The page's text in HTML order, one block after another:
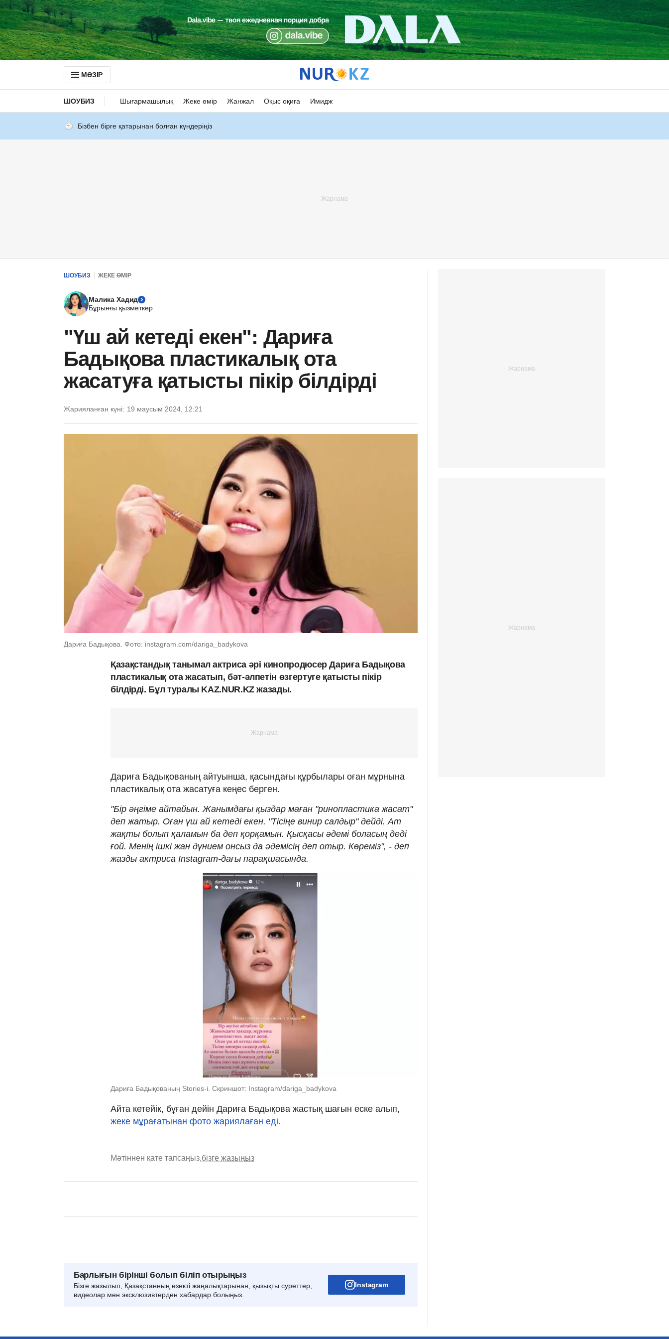
МӘЗІР
ШОУБИЗ Шығармашылық Жеке өмір Жанжал Оқыс оқиға Имидж
Бізбен бірге қатарынан болған күндеріңіз
ШОУБИЗ ЖЕКЕ ӨМІР
Малика Хадид
Бұрынғы қызметкер
"Үш ай кетеді екен": Дариға
Бадықова пластикалық ота
жасатуға қатысты пікір білдірді
Жарияланған күні: 19 маусым 2024, 12:21
Дариға Бадықова. Фото: instagram.com/dariga_badykova
Қазақстандық танымал актриса әрі кинопродюсер Дариға Бадықова
пластикалық ота жасатып, бәт-әлпетін өзгертуге қатысты пікір
білдірді. Бұл туралы KAZ.NUR.KZ жазады.
Дариға Бадықованың айтуынша, қасындағы құрбылары оған мұрнына
пластикалық ота жасатуға кеңес берген.
"Бір әңгіме айтайын. Жанымдағы қыздар маған "ринопластика жасат"
деп жатыр. Оған үш ай кетеді екен. "Тісіңе винир салдыр" дейді. Ат
жақты болып қаламын ба деп қорқамын. Қысқасы әдемі боласың деді
ғой. Менің ішкі жан дүнием онсыз да әдемісің деп отыр. Көреміз", - деп
жазды актриса Instagram-дағы парақшасында.
Дариға Бадықованың Stories-i. Скриншот: Instagram/dariga_badykova
Айта кетейік, бұған дейін Дариға Бадықова жастық шағын еске алып,
жеке мұрағатынан фото жариялаған еді.
Мәтіннен қате тапсаңыз,бізге жазыңыз
Барлығын бірінші болып біліп отырыңыз
Бізге жазылып, Қазақстанның өзекті жаңалықтарынан, қызықты суреттер,
видеолар мен эксклюзивтерден хабардар болыңыз.
Instagram